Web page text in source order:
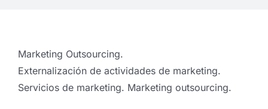
Marketing Outsourcing.
Externalización de actividades de marketing.
Servicios de marketing. Marketing outsourcing.